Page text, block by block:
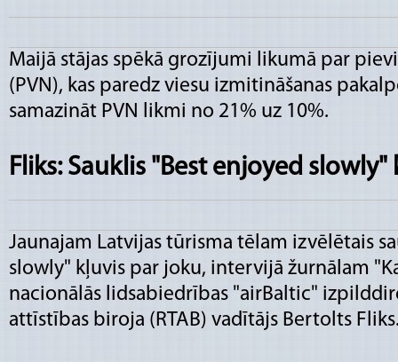
Maijā stājas spēkā grozījumi likumā par
(PVN), kas paredz viesu izmitināšanas
samazināt PVN likmi no 21% uz 10%.
Fliks: Sauklis "Best enjoyed
Jaunajam Latvijas tūrisma tēlam izvēlētais
slowly" kļuvis par joku, intervijā žurnālam
nacionālās lidsabiedrības "airBaltic"
attīstības biroja (RTAB) vadītājs Bertolts